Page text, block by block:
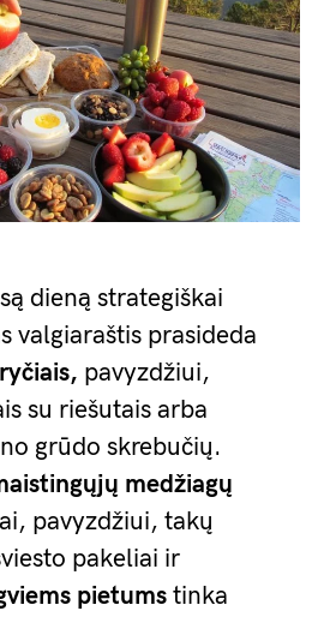
dieną strategiškai
valgiaraštis prasideda
pavyzdžiui,
su riešutais arba
grūdo skrebučių.
medžiagų
pavyzdžiui, takų
pakeliai ir
pietumstinka